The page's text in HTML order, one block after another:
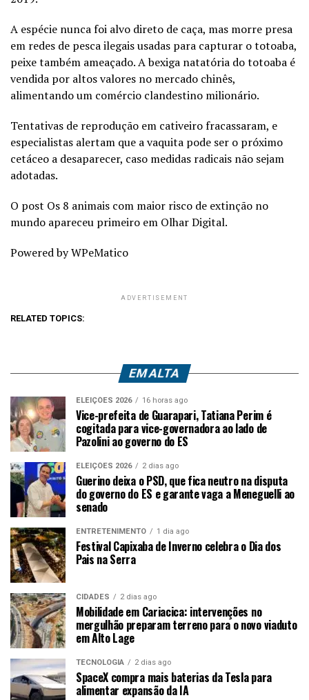
A espécie nunca foi alvo direto de caça, mas morre presa
em redes de pesca ilegais usadas para capturar o totoaba,
peixe também ameaçado. A bexiga natatória do totoaba é
vendida por altos valores no mercado chinês,
alimentando um comércio clandestino milionário.
Tentativas de reprodução em cativeiro fracassaram, e
especialistas alertam que a vaquita pode ser o próximo
cetáceo a desaparecer, caso medidas radicais não sejam
adotadas.
O post Os 8 animais com maior risco de extinção no
mundo apareceu primeiro em Olhar Digital.
Powered by WPeMatico
ADVERTISEMENT
RELATED TOPICS:
EM ALTA
ELEIÇÕES 2026 16 horas ago
Vice-prefeita de Guarapari, Tatiana Perim é
cogitada para vice-governadora ao lado de
Pazolini ao governo do ES
ELEIÇÕES 2026 2 dias ago
Guerino deixa o PSD, que fica neutro na disputa
do governo do ES e garante vaga a Meneguelli ao
senado
ENTRETENIMENTO 1 dia ago
Festival Capixaba de Inverno celebra o Dia dos
Pais na Serra
CIDADES 2 dias ago
Mobilidade em Cariacica: intervenções no
mergulhão preparam terreno para o novo viaduto
em Alto Lage
TECNOLOGIA 2 dias ago
SpaceX compra mais baterias da Tesla para
alimentar expansão da IA